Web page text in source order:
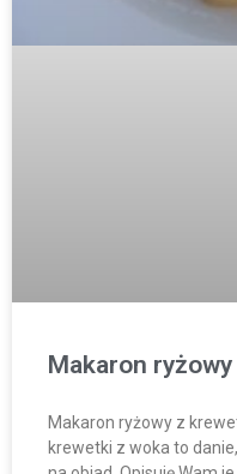
Makaron
Makaron ryżowy z
krewetki z woka to